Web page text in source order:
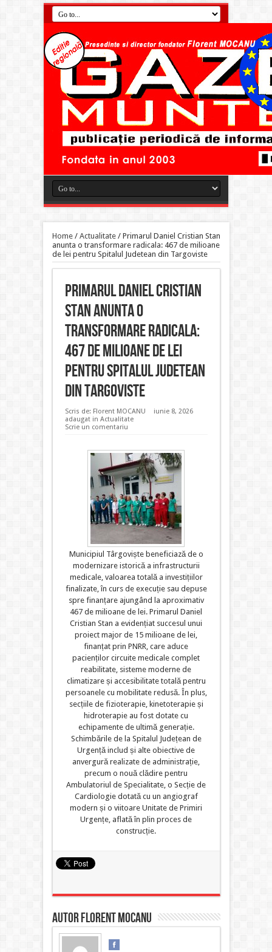
Home/ Actualitate/ Primarul Daniel Cristian Stan
anunta o transformare radicala: 467 de milioane
de lei pentru Spitalul Judetean din Targoviste
Primarul Daniel Cristian
Stan anunta o
transformare radicala:
467 de milioane de lei
pentru Spitalul Judetean
din Targoviste
Scris de: Florent MOCANU
iunie 8, 2026
adaugat in Actualitate
Scrie un comentariu
Municipiul Târgoviște beneficiază de o
modernizare istorică a infrastructurii
medicale, valoarea totală a investițiilor
finalizate, în curs de execuție sau depuse
spre finanțare ajungând la aproximativ
467 de milioane de lei. Primarul Daniel
Cristian Stan a evidențiat succesul unui
proiect major de 15 milioane de lei,
finanțat prin PNRR, care aduce
pacienților circuite medicale complet
reabilitate, sisteme moderne de
climatizare și accesibilitate totală pentru
persoanele cu mobilitate redusă. În plus,
secțiile de fizioterapie, kinetoterapie și
hidroterapie au fost dotate cu
echipamente de ultimă generație.
Schimbările de la Spitalul Județean de
Urgență includ și alte obiective de
anvergură realizate de administrație,
precum o nouă clădire pentru
Ambulatoriul de Specialitate, o Secție de
Cardiologie dotată cu un angiograf
modern și o viitoare Unitate de Primiri
Urgențe, aflată în plin proces de
construcție.
Autor Florent MOCANU